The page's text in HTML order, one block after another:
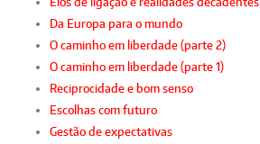
Da Europa para o mundo
O caminho em liberdade (parte 2)
O caminho em liberdade (parte 1)
Reciprocidade e bom senso
Escolhas com futuro
Gestão de expectativas